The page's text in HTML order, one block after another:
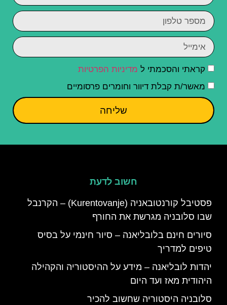
קראתי והסכמתי ל מדיניות הפרטיות
מאשר/ת קבלת דיוור וחומרים פרסומיים
שליחה
חשוב לדעת
פסטיבל קורנטובאניה (Kurentovanje) – הקרנבל
שבו סלובניה מגרשת את החורף
סיורים חינם בלובליאנה – סיור חינמי על בסיס
טיפים למדריך
יהדות לובליאנה – מידע על ההיסטוריה והקהילה
היהודית מאז ועד היום
סלובניה היסטוריה שחשוב להכיר